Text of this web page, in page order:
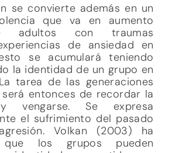
se convierte además en un
que va en aumento
adultos con traumas
de ansiedad en
se acumulará teniendo
la identidad de un grupo en
tarea de las generaciones
entonces de recordar la
vengarse. Se expresa
el sufrimiento del pasado
Volkan (2003) ha
que los grupos pueden